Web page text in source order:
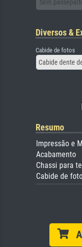
Sem
Diversos &
Cabide de fotos
Cabide dente
Resumo
Impressão e
Acabamento
Chassi para
Cabide de